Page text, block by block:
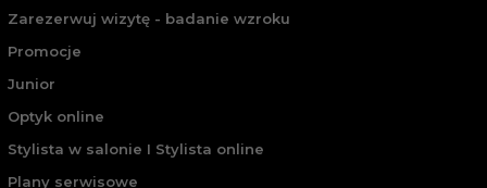
Zarezerwuj wizytę - badanie wzroku
Promocje
Junior
Optyk online
Stylista w salonie I Stylista online
Plany serwisowe